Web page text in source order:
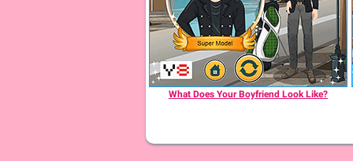
What Does Your Boyfriend Look Like?